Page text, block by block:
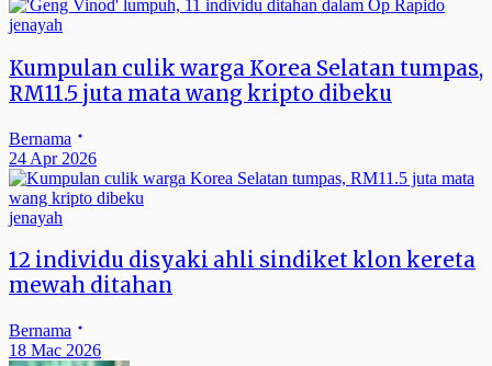
jenayah
Kumpulan culik warga Korea Selatan tumpas,
RM11.5 juta mata wang kripto dibeku
Bernama
24 Apr 2026
jenayah
12 individu disyaki ahli sindiket klon kereta
mewah ditahan
Bernama
18 Mac 2026